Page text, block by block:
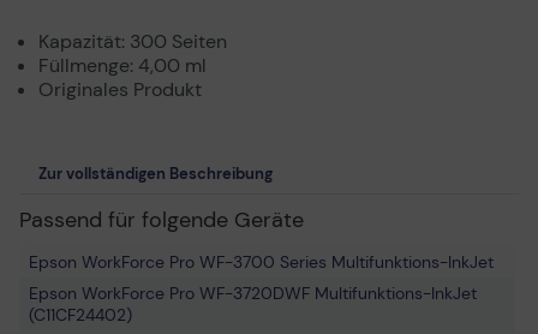
Kapazität: 300 Seiten
Füllmenge: 4,00 ml
Originales Produkt
Zur vollständigen Beschreibung
Passend für folgende Geräte
Epson WorkForce Pro WF-3700 Series Multifunktions-InkJet
Epson WorkForce Pro WF-3720DWF Multifunktions-InkJet
(C11CF24402)